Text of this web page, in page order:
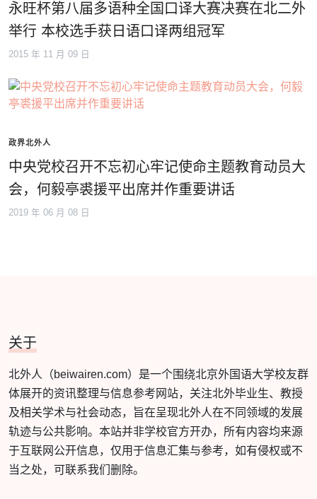
永旺杯第八届多语种全国口译大赛决赛在北二外
举行 本校选手获日语口译两组冠军
2015 年 11 月 09 日
政界北外人
中央党校召开不忘初心牢记使命主题教育动员大
会，何毅亭裘援平出席并作重要讲话
2019 年 06 月 08 日
关于
北外人（beiwairen.com）是一个围绕北京外国语大学校友群
体展开的资讯整理与信息参考网站，关注北外毕业生、教授
及相关学术与社会动态，旨在呈现北外人在不同领域的发展
轨迹与公共影响。本站并非学校官方开办，所有内容均来源
于互联网公开信息，仅用于信息汇集与参考，如有侵权或不
当之处，可联系我们删除。